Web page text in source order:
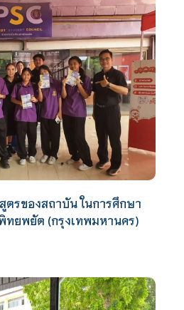
ตรของสถาบัน ในการศึกษา
ทยพยัต (กรุงเทพมหานคร)